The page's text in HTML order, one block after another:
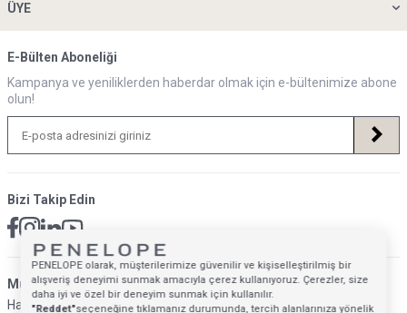
ÜYE
E-Bülten Aboneliği
Kampanya ve yeniliklerden haberdar olmak için e-bültenimize abone
olun!
Bizi Takip Edin
Müsteri Hizmetleri İletişim Adresi
Hafta İçi: 09:00 - 18:00
PENELOPE olarak, müşterilerimize güvenilir ve kişiselleştirilmiş bir
alışveriş deneyimi sunmak amacıyla çerez kullanıyoruz. Çerezler, size
daha iyi ve özel bir deneyim sunmak için kullanılır.
"Reddet"seçeneğine tıklamanız durumunda, tercih alanlarınıza yönelik